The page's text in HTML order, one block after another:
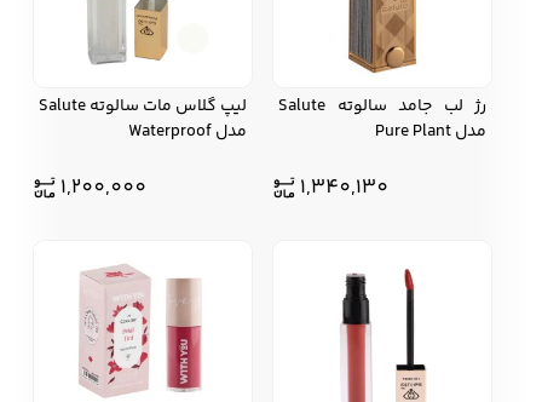
رژ لب جامد سالوته Salute
مدل Pure Plant
1,340,130
لیپ گلاس مات سالوته Salute
مدل Waterproof
1,200,000